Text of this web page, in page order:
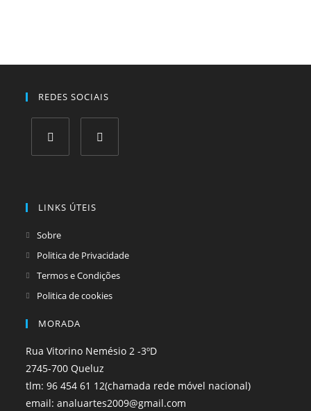
REDES SOCIAIS
tab
LINKS ÚTEIS
Sobre
Politica de Privacidade
Termos e Condições
Politica de cookies
MORADA
Rua Vitorino Nemésio 2 -3ºD
2745-700 Queluz
tlm: 96 454 61 12(chamada rede móvel nacional)
email: analuartes2009@gmail.com